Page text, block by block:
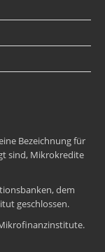
Bezeichnung für
sind, Mikrokredite
dem
geschlossen.